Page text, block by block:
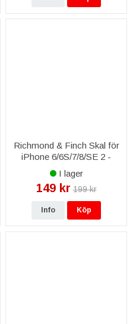
Richmond & Finch Skal för
iPhone 6/6S/7/8/SE 2 -
Hollywood Strand
I lager
149 kr 199 kr
Info Köp